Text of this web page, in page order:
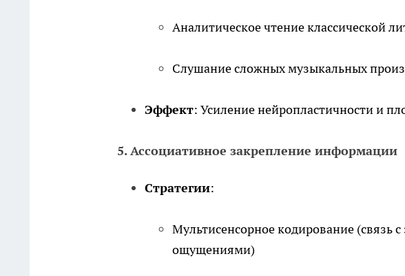
Аналитическое чтение классической
Слушание сложных музыкальных
Эффект: Усиление нейропластичности и
5. Ассоциативное закрепление информации
Стратегии:
Мультисенсорное кодирование (связь
ощущениями)